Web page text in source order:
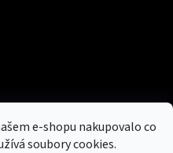
e-shopu nakupovalo co
soubory cookies.